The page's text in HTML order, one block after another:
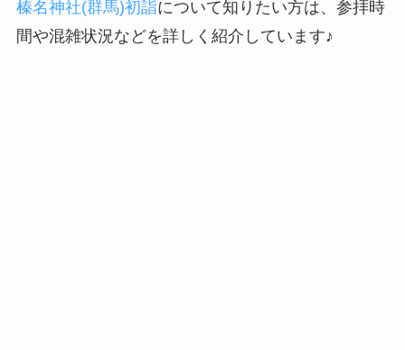
榛名神社(群馬)初詣について知りたい方は、参拝時
間や混雑状況などを詳しく紹介しています♪